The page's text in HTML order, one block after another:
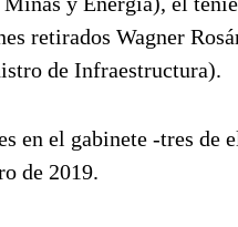
retirados Wagner
de Infraestructura).
en el gabinete -tres de
de 2019.